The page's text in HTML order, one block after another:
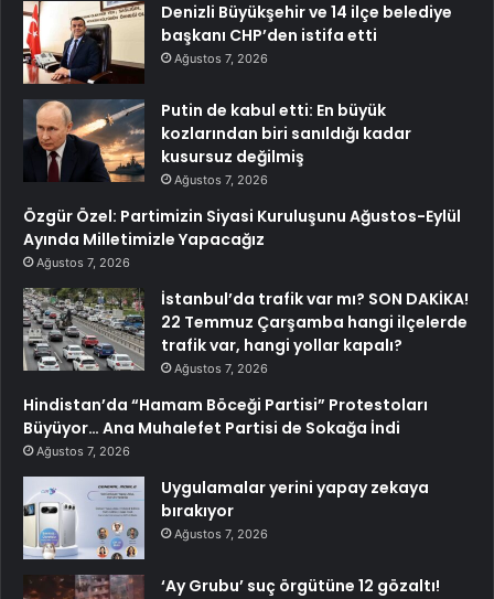
Denizli Büyükşehir ve 14 ilçe belediye
başkanı CHP’den istifa etti
Ağustos 7, 2026
Putin de kabul etti: En büyük
kozlarından biri sanıldığı kadar
kusursuz değilmiş
Ağustos 7, 2026
Özgür Özel: Partimizin Siyasi Kuruluşunu Ağustos-Eylül
Ayında Milletimizle Yapacağız
Ağustos 7, 2026
İstanbul’da trafik var mı? SON DAKİKA!
22 Temmuz Çarşamba hangi ilçelerde
trafik var, hangi yollar kapalı?
Ağustos 7, 2026
Hindistan’da “Hamam Böceği Partisi” Protestoları
Büyüyor… Ana Muhalefet Partisi de Sokağa İndi
Ağustos 7, 2026
Uygulamalar yerini yapay zekaya
bırakıyor
Ağustos 7, 2026
‘Ay Grubu’ suç örgütüne 12 gözaltı!